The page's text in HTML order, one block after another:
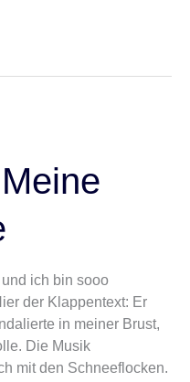
ich bin sooo
der Klappentext: Er
in meiner Brust,
Die Musik
mit den Schneeflocken.